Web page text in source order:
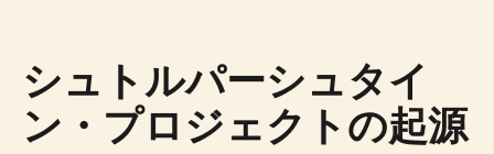
シュトルパーシュタイ
ン・プロジェクトの起源